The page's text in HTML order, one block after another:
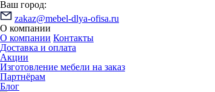
Ваш город:
zakaz@mebel-dlya-ofisa.ru
О компании
О компании Контакты
Доставка и оплата
Акции
Изготовление мебели на заказ
Партнёрам
Блог